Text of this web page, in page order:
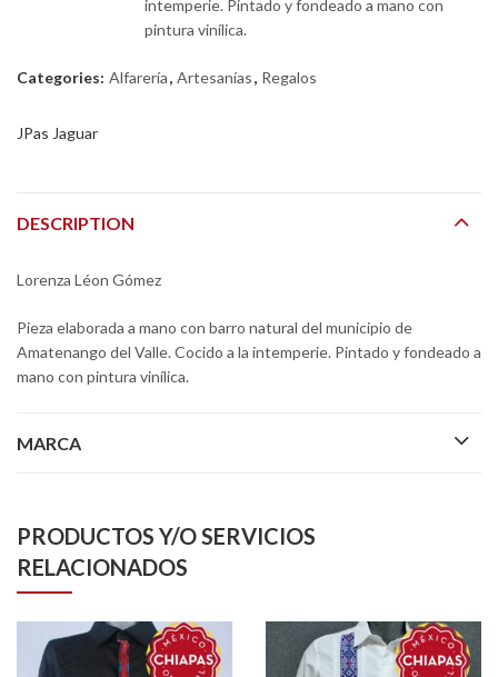
intemperie. Pintado y fondeado a mano con
pintura vinílica.
Categories: Alfarería, Artesanías, Regalos
JPas Jaguar
DESCRIPTION
Lorenza Léon Gómez
Pieza elaborada a mano con barro natural del municipio de
Amatenango del Valle. Cocido a la intemperie. Pintado y fondeado a
mano con pintura vinílica.
MARCA
PRODUCTOS Y/O SERVICIOS
RELACIONADOS